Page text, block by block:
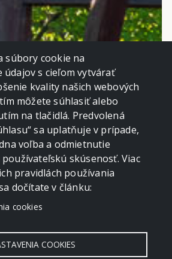
súbory cookie na
údajov s cieľom vytvárať
kvality našich webových
môžete súhlasiť alebo
na tlačidlá. Predvolená
sa uplatňuje v prípade,
voľba a odmietnutie
skúsenosť. Viac
pravidlách používania
dočítate v článku:
cookies
COOKIES